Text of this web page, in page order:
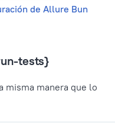
de Allure Bun
tests}
misma manera que lo